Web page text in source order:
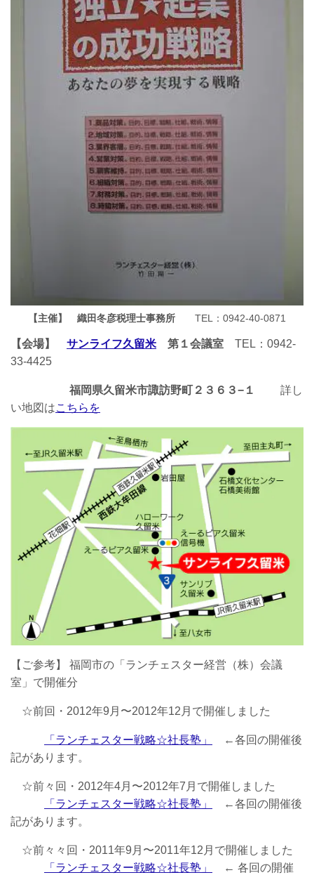
【主催】 織田冬彦税理士事務所 TEL：0942-40-0871
【会場】 サンライフ久留米 第１会議室 TEL：0942-
33-4425
福岡県久留米市諏訪野町２３６３−１
詳し
い地図はこちらを
【ご参考】 福岡市の「ランチェスター経営（株）会議
室」で開催分
☆前回・2012年9月〜2012年12月で開催しました
「ランチェスター戦略☆社長塾」
←各回の開催後
記があります。
☆前々回・2012年4月〜2012年7月で開催しました
「ランチェスター戦略☆社長塾」
←各回の開催後
記があります。
☆前々々回・2011年9月〜2011年12月で開催しました
「ランチェスター戦略☆社長塾」
← 各回の開催